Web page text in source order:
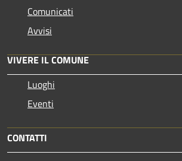
Comunicati
Avvisi
VIVERE IL COMUNE
Luoghi
Eventi
CONTATTI